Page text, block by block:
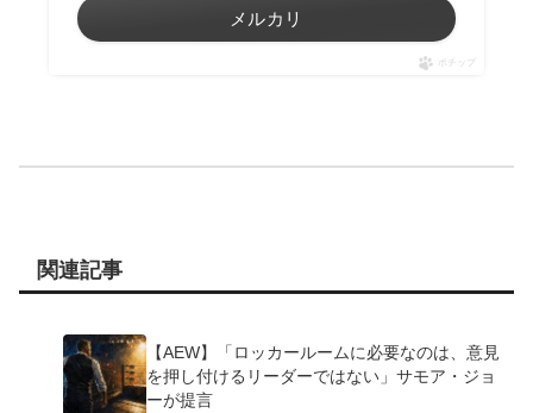
メルカリ
ポチップ
関連記事
【AEW】「ロッカールームに必要なのは、意見
を押し付けるリーダーではない」サモア・ジョ
ーが提言